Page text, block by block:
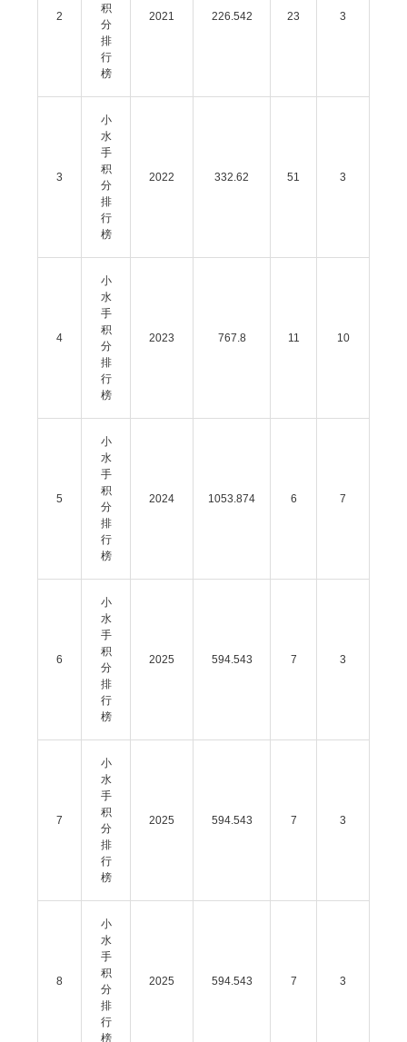
2
积
分
排
行
榜
2021 226.542 23 3
3
小
水
手
积
分
排
行
榜
2022 332.62 51 3
4
小
水
手
积
分
排
行
榜
2023 767.8 11 10
5
小
水
手
积
分
排
行
榜
2024 1053.874 6 7
6
小
水
手
积
分
排
行
榜
2025 594.543 7 3
7
小
水
手
积
分
排
行
榜
2025 594.543 7 3
8
小
水
手
积
分
排
行
榜
2025 594.543 7 3